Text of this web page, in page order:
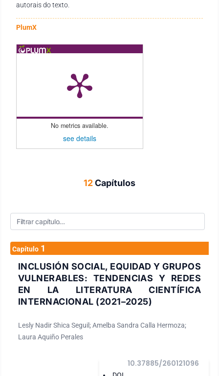
autorais do texto.
PlumX
No metrics available.
see details
12Capítulos
Capítulo 1
INCLUSIÓN SOCIAL, EQUIDAD Y GRUPOS
VULNERABLES: TENDENCIAS Y REDES
EN LA LITERATURA CIENTÍFICA
INTERNACIONAL (2021–2025)
Lesly Nadir Shica Seguil; Amelba Sandra Calla Hermoza;
Laura Aquiño Perales
10.37885/260121096